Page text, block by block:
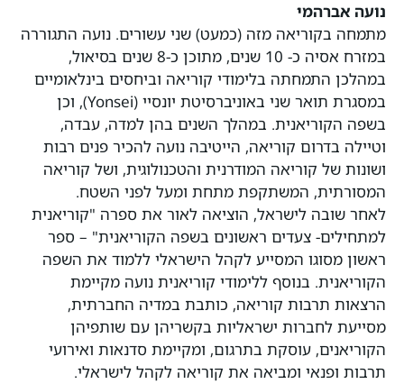
נועה אברהמי
מתמחה בקוריאה מזה (כמעט) שני עשורים. נועה התגוררה
במזרח אסיה כ- 10 שנים, מתוכן כ-8 שנים בסיאול,
במהלכן התמחתה בלימודי קוריאה וביחסים בינלאומיים
במסגרת תואר שני באוניברסיטת יונסיי (Yonsei), וכן
בשפה הקוריאנית. במהלך השנים בהן למדה, עבדה,
וטיילה בדרום קוריאה, הייטיבה נועה להכיר פנים רבות
ושונות של קוריאה המודרנית והטכנולוגית, ושל קוריאה
המסורתית, המשתקפת מתחת ומעל לפני השטח.
לאחר שובה לישראל, הוציאה לאור את ספרה "קוריאנית
למתחילים- צעדים ראשונים בשפה הקוריאנית" – ספר
ראשון מסוגו המסייע לקהל הישראלי ללמוד את השפה
הקוריאנית. בנוסף ללימודי קוריאנית נועה מקיימת
הרצאות תרבות קוריאה, כותבת במדיה החברתית,
מסייעת לחברות ישראליות בקשריהן עם שותפיהן
הקוריאנים, עוסקת בתרגום, ומקיימת סדנאות ואירועי
תרבות ופנאי ומביאה את קוריאה לקהל לישראלי.